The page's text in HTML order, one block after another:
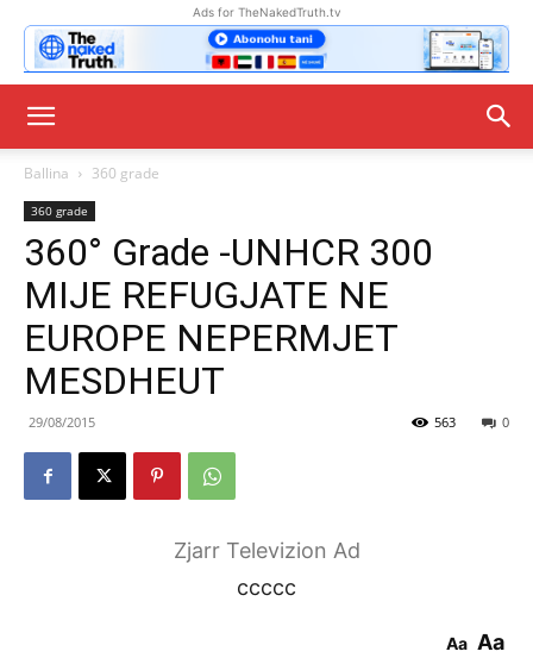
Ads for TheNakedTruth.tv
Ballina 360 grade
360 grade
360° Grade -UNHCR 300
MIJE REFUGJATE NE
EUROPE NEPERMJET
MESDHEUT
29/08/2015 0
563
Zjarr Televizion Ad
ccccc
Aa Aa